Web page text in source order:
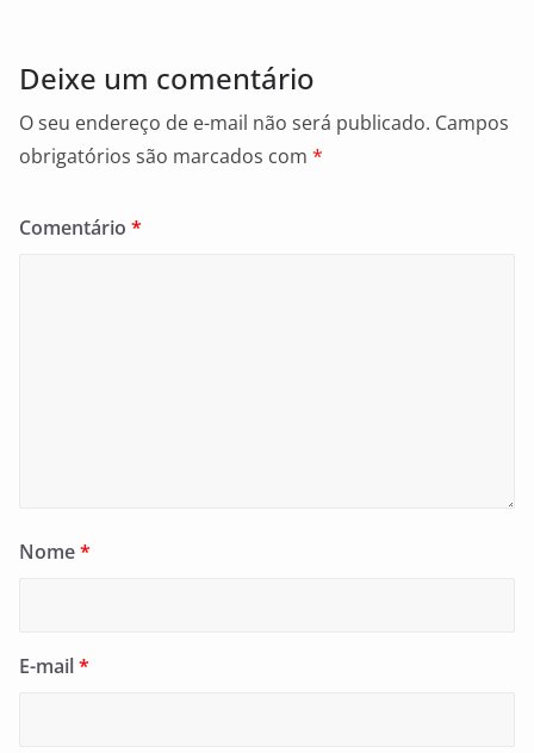
Deixe um comentário
O seu endereço de e-mail não será publicado. Campos
obrigatórios são marcados com *
Comentário *
Nome*
E-mail*